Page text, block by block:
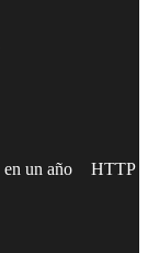
en un año HTTP